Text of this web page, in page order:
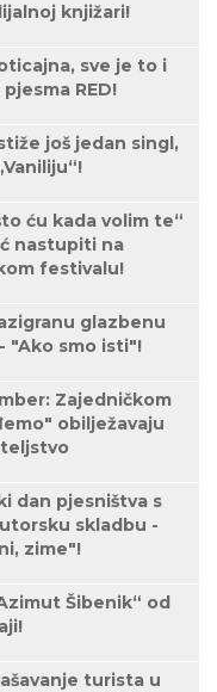
knjižari!
sve je to i
RED!
još jedan singl,
ću kada volim te“
nastupiti na
festivalu!
glazbenu
"Ako smo isti"!
Zajedničkom
obilježavaju
dan pjesništva s
skladbu -
zime"!
Šibenik“ od
turista u